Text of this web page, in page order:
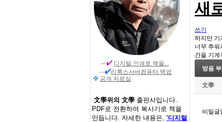
--- 디지털 인쇄 로 책을...
---
리룩스서버컴퓨터 백업
공개 자료실
文學위의 文學 출판사입니다.
PDF로 전환하여 복사기로 책을
만듭니다. 자세한 내용은, '디지털
새
쓰기
하지만 기
너무 추워
간을 기계
방음
文學
비밀글